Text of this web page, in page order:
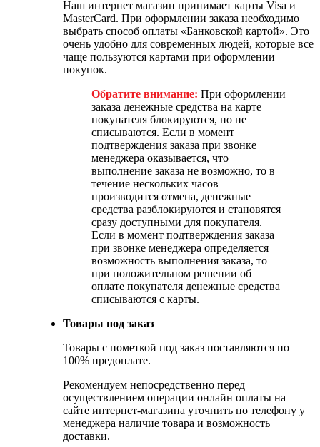
Наш интернет магазин принимает карты Visa и
MasterCard. При оформлении заказа необходимо
выбрать способ оплаты «Банковской картой». Это
очень удобно для современных людей, которые все
чаще пользуются картами при оформлении
покупок.
Обратите внимание: При оформлении
заказа денежные средства на карте
покупателя блокируются, но не
списываются. Если в момент
подтверждения заказа при звонке
менеджера оказывается, что
выполнение заказа не возможно, то в
течение нескольких часов
производится отмена, денежные
средства разблокируются и становятся
сразу доступными для покупателя.
Если в момент подтверждения заказа
при звонке менеджера определяется
возможность выполнения заказа, то
при положительном решении об
оплате покупателя денежные средства
списываются с карты.
Товары под заказ
Товары с пометкой под заказ поставляются по
100% предоплате.
Рекомендуем непосредственно перед
осуществлением операции онлайн оплаты на
сайте интернет-магазина уточнить по телефону у
менеджера наличие товара и возможность
доставки.